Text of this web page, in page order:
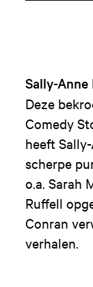
Sally-Anne
Deze
Comedy
heeft
scherpe
o.a. Sarah
Ruffell
Conran
verhalen.